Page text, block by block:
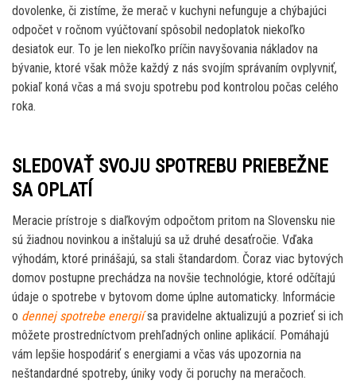
dovolenke, či zistíme, že merač v kuchyni nefunguje a chýbajúci
odpočet v ročnom vyúčtovaní spôsobil nedoplatok niekoľko
desiatok eur. To je len niekoľko príčin navyšovania nákladov na
bývanie, ktoré však môže každý z nás svojím správaním ovplyvniť,
pokiaľ koná včas a má svoju spotrebu pod kontrolou počas celého
roka.
SLEDOVAŤ SVOJU SPOTREBU PRIEBEŽNE
SA OPLATÍ
Meracie prístroje s diaľkovým odpočtom pritom na Slovensku nie
sú žiadnou novinkou a inštalujú sa už druhé desaťročie. Vďaka
výhodám, ktoré prinášajú, sa stali štandardom. Čoraz viac bytových
domov postupne prechádza na novšie technológie, ktoré odčítajú
údaje o spotrebe v bytovom dome úplne automaticky. Informácie
o dennej spotrebe energiísa pravidelne aktualizujú a pozrieť si ich
môžete prostredníctvom prehľadných online aplikácií. Pomáhajú
vám lepšie hospodáriť s energiami a včas vás upozornia na
neštandardné spotreby, úniky vody či poruchy na meračoch.